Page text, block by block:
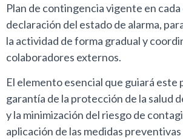
Plan de contingencia vigente en
declaración del estado de alarma,
la actividad de forma gradual y
colaboradores externos.
El elemento esencial que guiará este
garantía de la protección de la salud
y la minimización del riesgo de
aplicación de las medidas